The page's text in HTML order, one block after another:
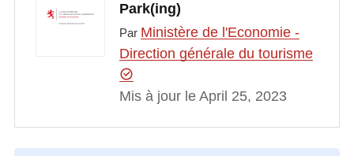
Park(ing)
Par Ministère de l'Economie -
Direction générale du tourisme
Mis à jour le April 25, 2023